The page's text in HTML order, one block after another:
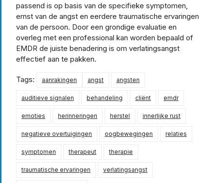
passend is op basis van de specifieke symptomen,
ernst van de angst en eerdere traumatische ervaringen
van de persoon. Door een grondige evaluatie en
overleg met een professional kan worden bepaald of
EMDR de juiste benadering is om verlatingsangst
effectief aan te pakken.
Tags: aanrakingen angst angsten
auditieve signalen behandeling cliënt emdr
emoties herinneringen herstel innerlijke rust
negatieve overtuigingen oogbewegingen relaties
symptomen therapeut therapie
traumatische ervaringen verlatingsangst